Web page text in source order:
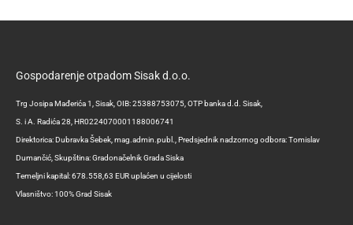
Gospodarenje otpadom Sisak d.o.o.
Trg Josipa Mađerića 1, Sisak, OIB: 25388753075, OTP banka d.d. Sisak,
S. i A. Radića 28, HR0224070001188006741
Direktorica: Dubravka Šebek, mag.admin.publ., Predsjednik nadzornog odbora: Tomislav
Dumančić, Skupština: Gradonačelnik Grada Siska
Temeljni kapital: 678.558,63 EUR uplaćen u cijelosti
Vlasništvo: 100% Grad Sisak